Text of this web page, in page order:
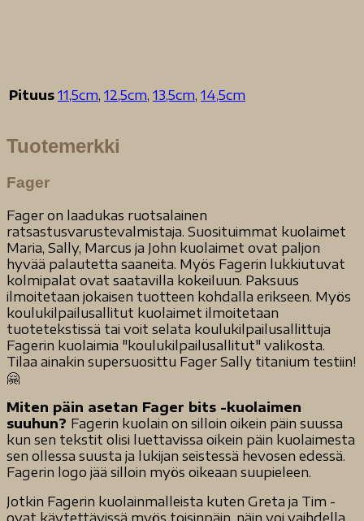
Pituus 11,5cm, 12,5cm, 13,5cm, 14,5cm
Tuotemerkki
Fager
Fager on laadukas ruotsalainen
ratsastusvarustevalmistaja. Suosituimmat kuolaimet
Maria, Sally, Marcus ja John kuolaimet ovat paljon
hyvää palautetta saaneita. Myös Fagerin lukkiutuvat
kolmipalat ovat saatavilla kokeiluun. Paksuus
ilmoitetaan jokaisen tuotteen kohdalla erikseen. Myös
koulukilpailusallitut kuolaimet ilmoitetaan
tuotetekstissä tai voit selata koulukilpailusallittuja
Fagerin kuolaimia "koulukilpailusallitut" valikosta.
Tilaa ainakin supersuosittu Fager Sally titanium testiin!
🤗
Miten päin asetan Fager bits -kuolaimen
suuhun? Fagerin kuolain on silloin oikein päin suussa
kun sen tekstit olisi luettavissa oikein päin kuolaimesta
sen ollessa suusta ja lukijan seistessä hevosen edessä.
Fagerin logo jää silloin myös oikeaan suupieleen.
Jotkin Fagerin kuolainmalleista kuten Greta ja Tim -
ovat käytettävissä myös toisinpäin, näin voi vaihdella